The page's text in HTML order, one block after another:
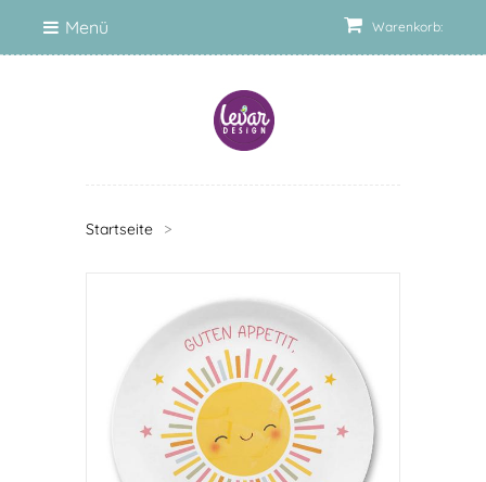
Warenkorb:
Menü
Startseite >